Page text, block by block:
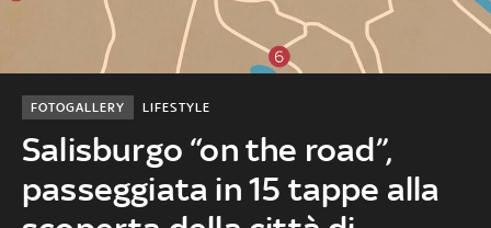
Salisburgo “on the road”,
passeggiata in 15 tappe alla
LIFESTYLE
FOTOGALLERY